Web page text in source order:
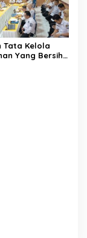
Tata Kelola
Yang Bersih